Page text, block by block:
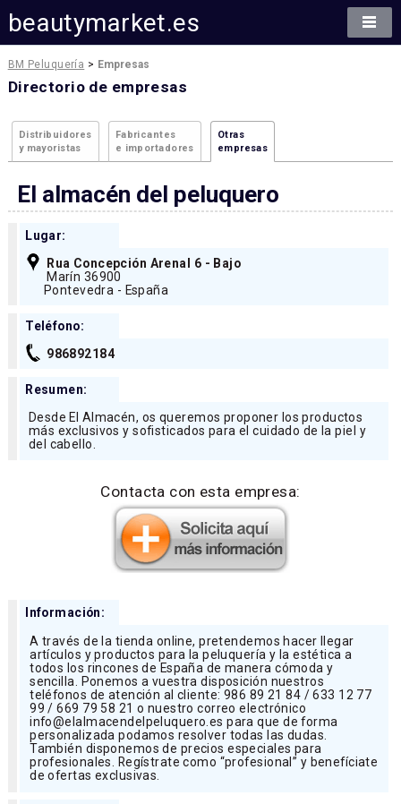
beautymarket.es
BM Peluquería > Empresas
Directorio de empresas
Distribuidores
y mayoristas
Fabricantes
e importadores
Otras
empresas
El almacén del peluquero
Lugar:
Rua Concepción Arenal 6 - Bajo
Marín 36900
Pontevedra - España
Teléfono:
986892184
Resumen:
Desde El Almacén, os queremos proponer los productos
más exclusivos y sofisticados para el cuidado de la piel y
del cabello.
Contacta con esta empresa:
Información:
A través de la tienda online, pretendemos hacer llegar
artículos y productos para la peluquería y la estética a
todos los rincones de España de manera cómoda y
sencilla. Ponemos a vuestra disposición nuestros
teléfonos de atención al cliente: 986 89 21 84 / 633 12 77
99 / 669 79 58 21 o nuestro correo electrónico
info@elalmacendelpeluquero.es para que de forma
personalizada podamos resolver todas las dudas.
También disponemos de precios especiales para
profesionales. Regístrate como “profesional” y benefíciate
de ofertas exclusivas.